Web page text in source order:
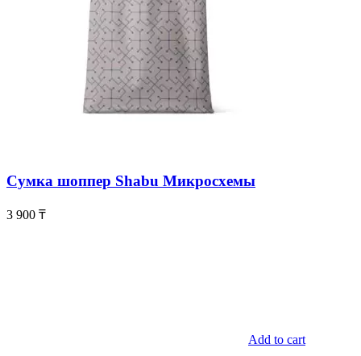
Сумка шоппер Shabu Микросхемы
3 900 ₸
Add to cart